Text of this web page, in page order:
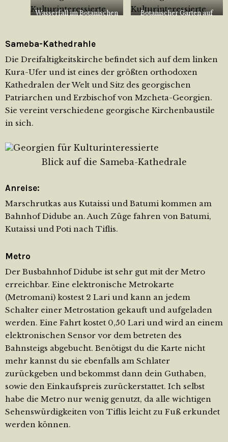
Wasserfall im Botanischen
Botanischer Garten auf
Sameba-Kathedrahle
Die Dreifaltigkeitskirche befindet sich auf dem linken
Kura-Ufer und ist eines der größten orthodoxen
Kathedralen der Welt und Sitz des georgischen
Patriarchen und Erzbischof von Mzcheta-Georgien.
Sie vereint verschiedene georgische Kirchenbaustile
in sich.
Blick auf die Sameba-Kathedrale
Anreise:
Marschrutkas aus Kutaissi und Batumi kommen am
Bahnhof Didube an. Auch Züge fahren von Batumi,
Kutaissi und Poti nach Tiflis.
Metro
Der Busbahnhof Didube ist sehr gut mit der Metro
erreichbar. Eine elektronische Metrokarte
(Metromani) kostest 2 Lari und kann an jedem
Schalter einer Metrostation gekauft und aufgeladen
werden. Eine Fahrt kostet 0,50 Lari und wird an einem
elektronischen Sensor vor dem betreten des
Bahnsteigs abgebucht. Benötigst du die Karte nicht
mehr kannst du sie ebenfalls am Schlater
zurückgeben und bekommst dann dein Guthaben,
sowie den Einkaufspreis zurückerstattet. Ich selbst
habe die Metro nur wenig genutzt, da alle wichtigen
Sehenswürdigkeiten von Tiflis leicht zu Fuß erkundet
werden können.